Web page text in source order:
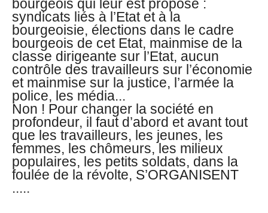
bourgeois qui leur est proposé :
syndicats liés à l’Etat et à la
bourgeoisie, élections dans le cadre
bourgeois de cet Etat, mainmise de la
classe dirigeante sur l’Etat, aucun
contrôle des travailleurs sur l’économie
et mainmise sur la justice, l’armée la
police, les média...
Non ! Pour changer la société en
profondeur, il faut d’abord et avant tout
que les travailleurs, les jeunes, les
femmes, les chômeurs, les milieux
populaires, les petits soldats, dans la
foulée de la révolte, S’ORGANISENT
.....